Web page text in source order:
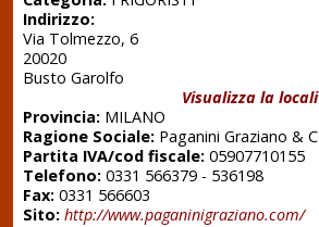
Indirizzo:
Via Tolmezzo, 6
20020
Busto Garolfo
Visualizza la
Provincia:MILANO
Ragione Sociale:Paganini Graziano &
Partita IVA/cod fiscale:05907710155
Telefono:0331 566379 - 536198
Fax:0331 566603
Sito: http://www.paganinigraziano.com/